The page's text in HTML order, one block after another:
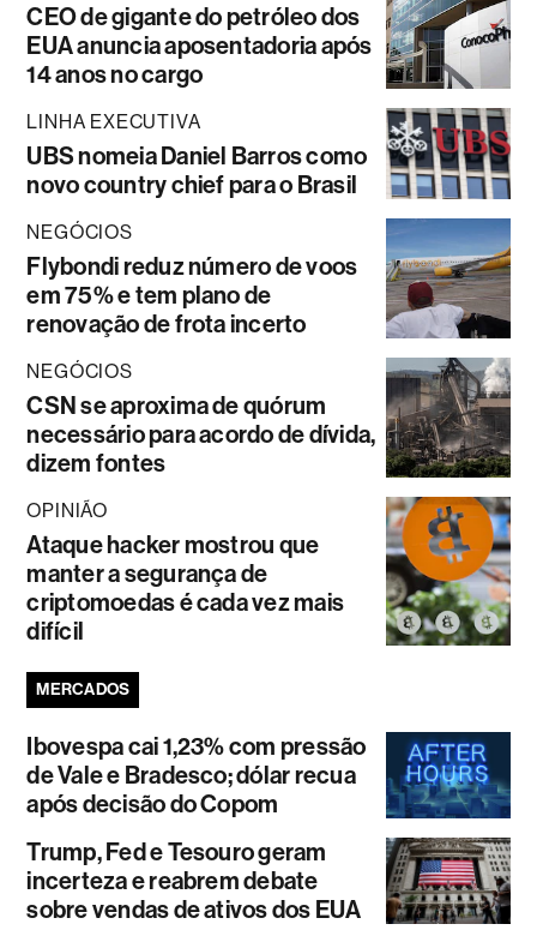
CEO de gigante do petróleo dos
EUA anuncia aposentadoria após
14 anos no cargo
LINHA EXECUTIVA
UBS nomeia Daniel Barros como
novo country chief para o Brasil
NEGÓCIOS
Flybondi reduz número de voos
em 75% e tem plano de
renovação de frota incerto
NEGÓCIOS
CSN se aproxima de quórum
necessário para acordo de dívida,
dizem fontes
OPINIÃO
Ataque hacker mostrou que
manter a segurança de
criptomoedas é cada vez mais
difícil
MERCADOS
Ibovespa cai 1,23% com pressão
de Vale e Bradesco; dólar recua
após decisão do Copom
Trump, Fed e Tesouro geram
incerteza e reabrem debate
sobre vendas de ativos dos EUA